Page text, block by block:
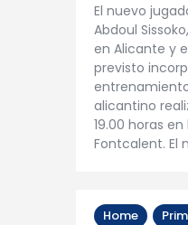
El nuevo
Abdoul
en Alicante y
previsto
alicantino
19.00 horas
Fontcalent. El
Home